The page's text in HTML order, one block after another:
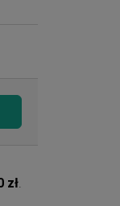
zł.